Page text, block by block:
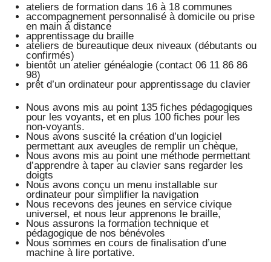
ateliers de formation dans 16 à 18 communes
accompagnement personnalisé à domicile ou prise
en main à distance
apprentissage du braille
ateliers de bureautique deux niveaux (débutants ou
confirmés)
bientôt un atelier généalogie (contact 06 11 86 86
98)
prêt d’un ordinateur pour apprentissage du clavier
Nous avons mis au point 135 fiches pédagogiques
pour les voyants, et en plus 100 fiches pour les
non-voyants.
Nous avons suscité la création d’un logiciel
permettant aux aveugles de remplir un chèque,
Nous avons mis au point une méthode permettant
d’apprendre à taper au clavier sans regarder les
doigts
Nous avons conçu un menu installable sur
ordinateur pour simplifier la navigation
Nous recevons des jeunes en service civique
universel, et nous leur apprenons le braille,
Nous assurons la formation technique et
pédagogique de nos bénévoles
Nous sommes en cours de finalisation d’une
machine à lire portative.